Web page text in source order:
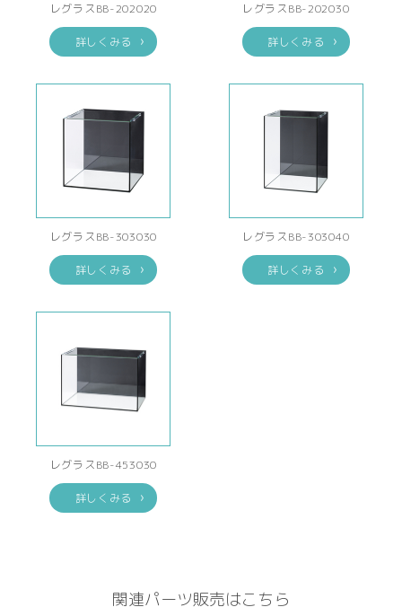
レグラスBB-202020
詳しくみる
レグラスBB-202030
詳しくみる
レグラスBB-303030
詳しくみる
レグラスBB-303040
詳しくみる
レグラスBB-453030
詳しくみる
関連パーツ販売はこちら